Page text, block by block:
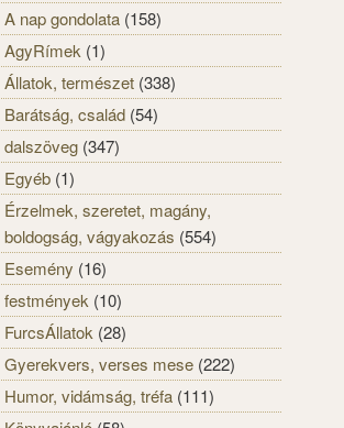
A nap gondolata (158)
AgyRímek (1)
Állatok, természet (338)
Barátság, család (54)
dalszöveg (347)
Egyéb (1)
Érzelmek, szeretet, magány,
boldogság, vágyakozás (554)
Esemény (16)
festmények (10)
FurcsÁllatok (28)
Gyerekvers, verses mese (222)
Humor, vidámság, tréfa (111)